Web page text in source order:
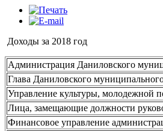
Доходы за 2018 год
Администрация Даниловского
Глава Даниловского
Управление культуры, молодежной
Лица, замещающие должности
Финансовое управление